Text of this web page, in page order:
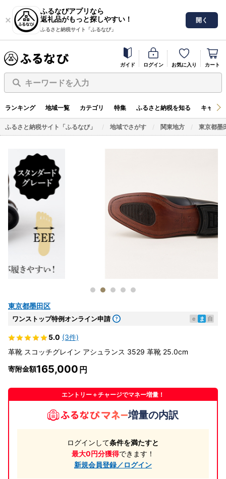
ふるなびアプリなら
返礼品がもっと探しやすい！
ふるさと納税サイト「ふるなび」
開く
ガイド ログイン お気に入り カート
キーワードを入力
ランキング 地域一覧 カテゴリ 特集 ふるさと納税を知る キャン
ふるさと納税サイト「ふるなび」 地域でさがす 関東地方 東京都墨
東京都墨田区
ワンストップ特例オンライン申請 e ま 自
5.0 (3件)
革靴 スコッチグレイン アシュランス 3529 革靴 25.0cm
寄附金額165,000
エントリー＋チャージでマネー増量！
増量の内訳
ログインして条件を満たすと
最大0円分獲得できます！
新規会員登録／ログイン